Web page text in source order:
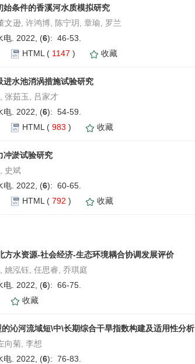
始条件的香溪河水质模拟研究
文逊, 许鸿博, 陈宁玥, 章瑜, 罗兰
电. 2022, (6): 46-53.
HTML ( 1147 ) 收藏
进水池消涡措施试验研究
张茹玉, 吕家才
电. 2022, (6): 54-59.
HTML ( 983 ) 收藏
冲淤试验研究
史斌
电. 2022, (6): 60-65.
HTML ( 792 ) 收藏
方水资源-社会经济-生态环境耦合协调发展评价
姚泓钰, 任思睿, 乔琪庭
电. 2022, (6): 66-75.
收藏
沁河流域短\中\长期综合干旱指数构建及适用性分析
向菊, 李想
电. 2022, (6): 76-83.